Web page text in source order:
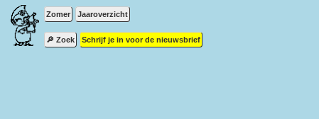
Zomer Jaaroverzicht
🔎 Zoek Schrijf je in voor de nieuwsbrief